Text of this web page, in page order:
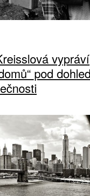
vypráví
pod